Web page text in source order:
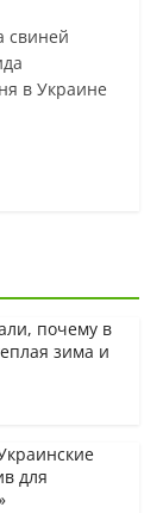
свиней
в Украине
почему в
зима и
для